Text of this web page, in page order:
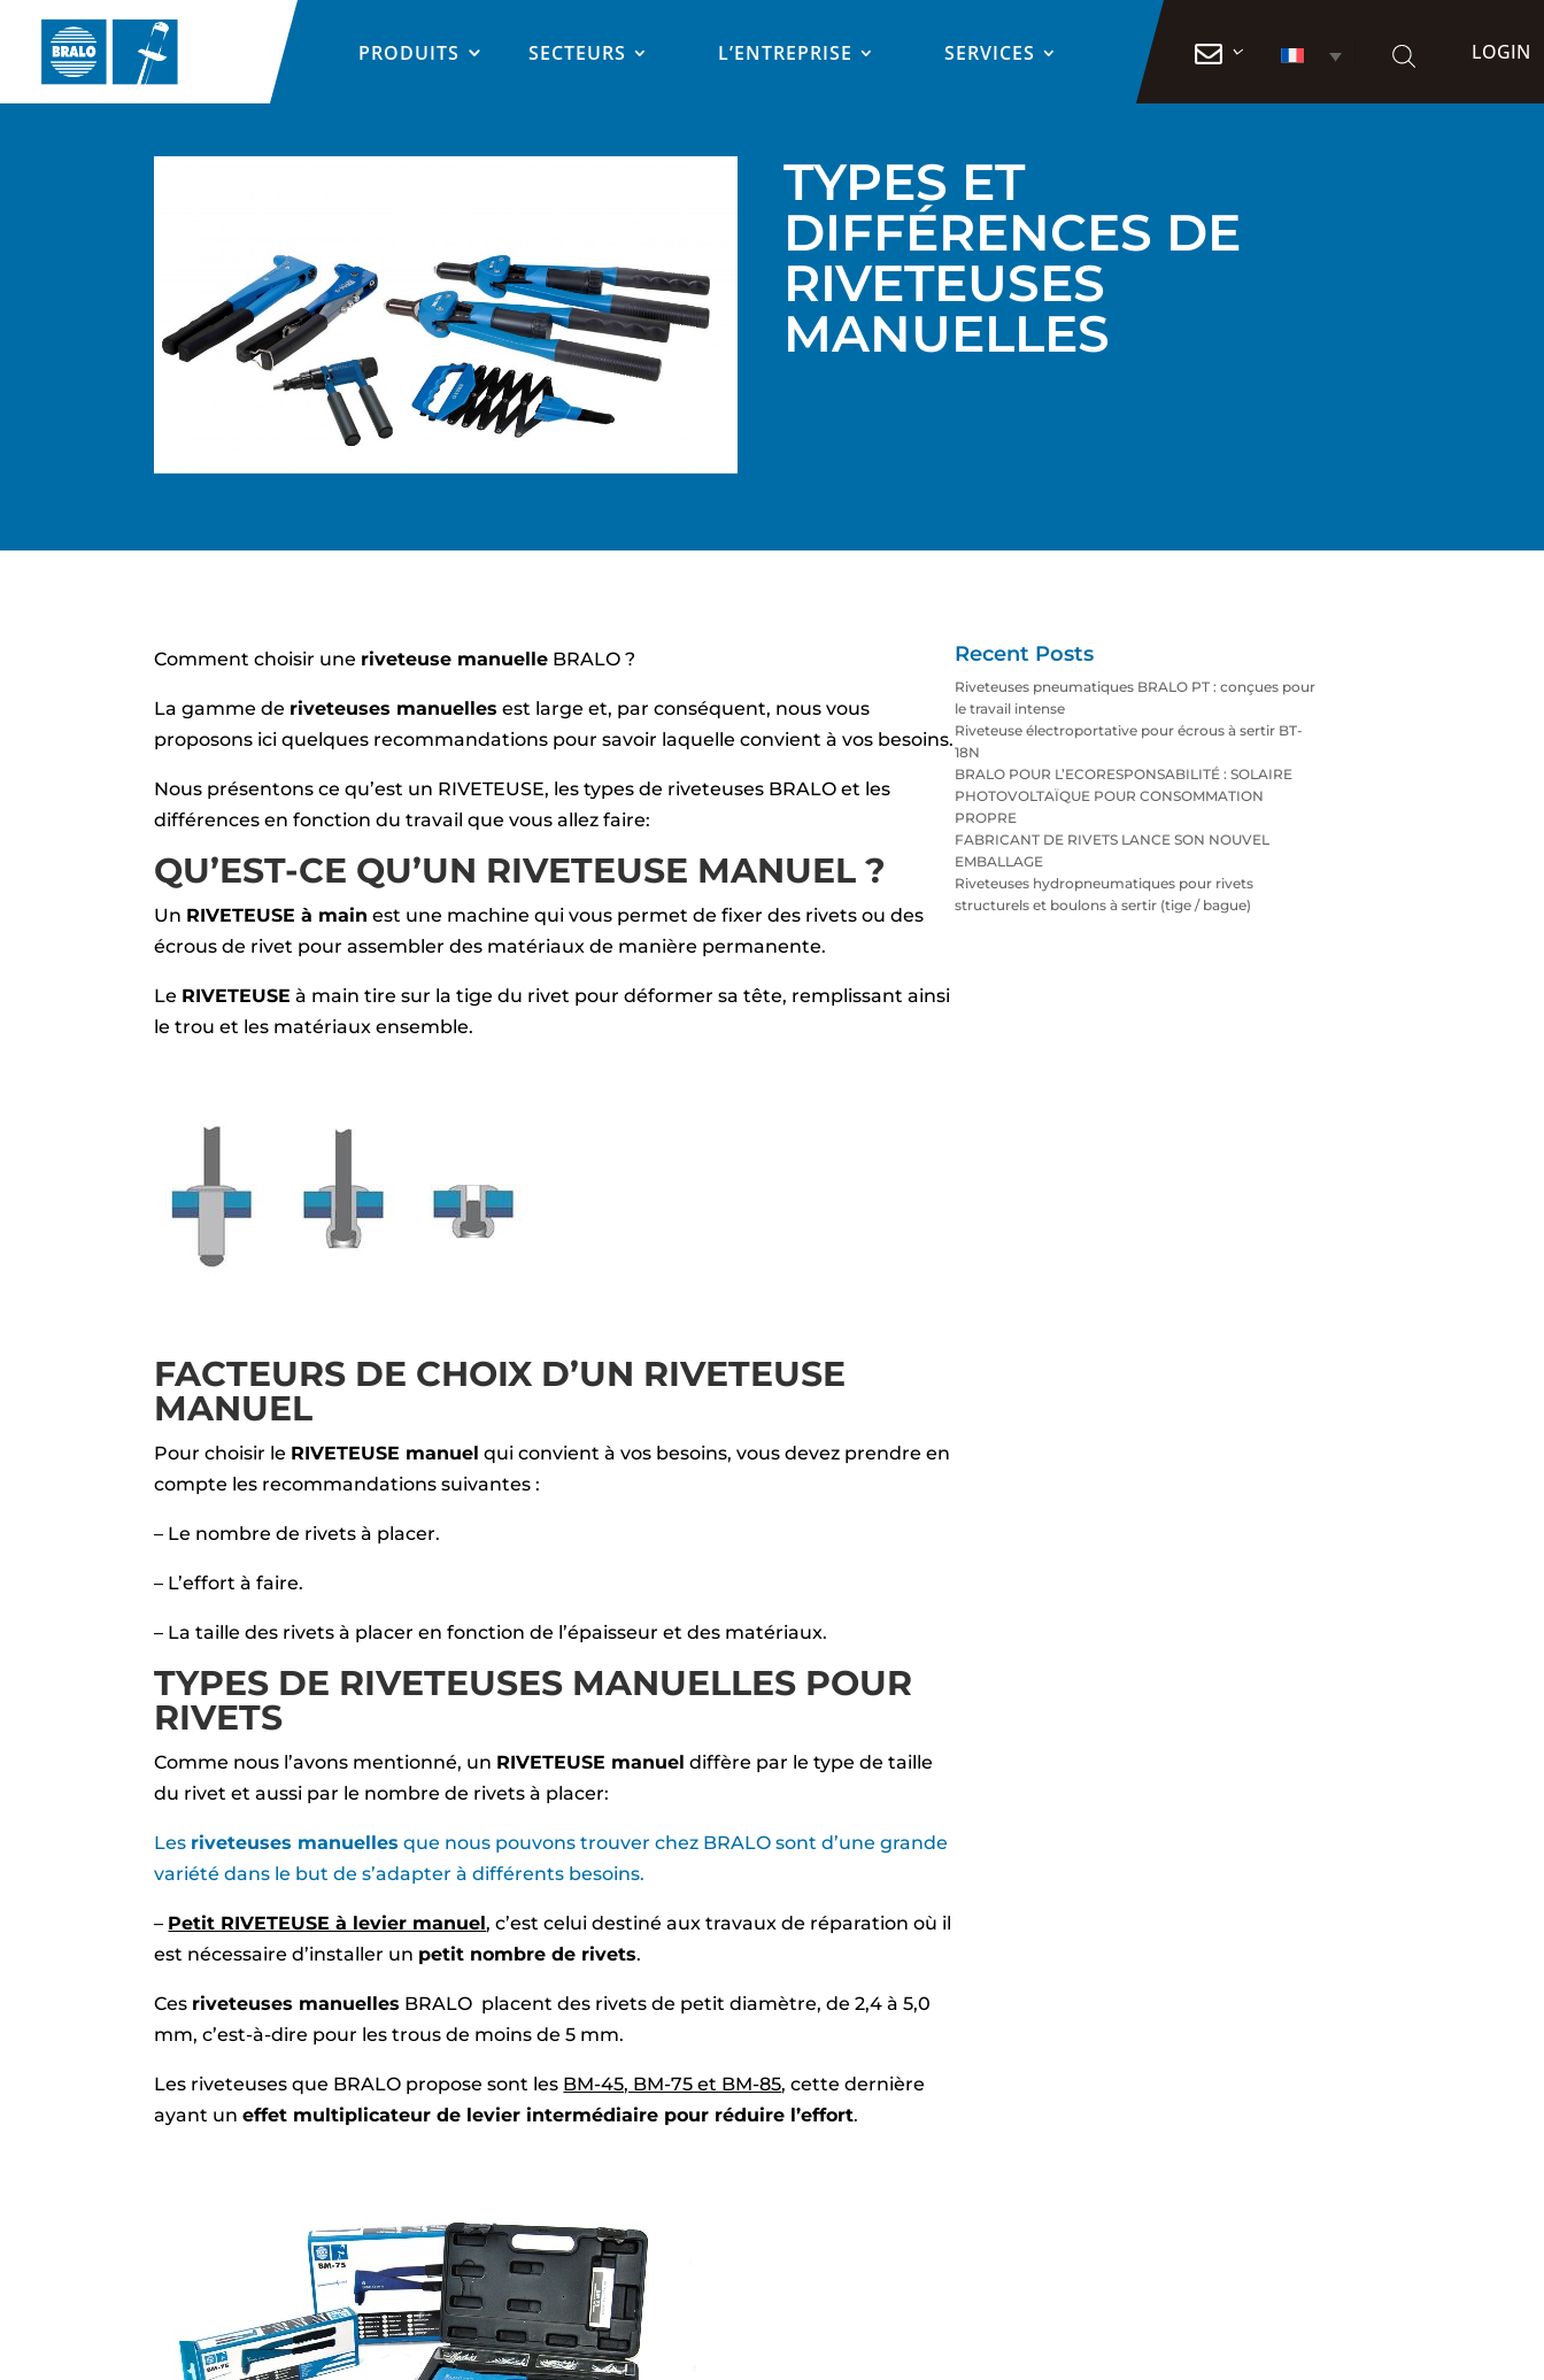
PRODUITS SECTEURS L’ENTREPRISE SERVICES  LOGIN
TYPES ET
DIFFÉRENCES DE
RIVETEUSES
MANUELLES
Comment choisir une riveteuse manuelle BRALO ?
La gamme de riveteuses manuelles est large et, par conséquent, nous vous
proposons ici quelques recommandations pour savoir laquelle convient à vos besoins.
Nous présentons ce qu’est un RIVETEUSE, les types de riveteuses BRALO et les
différences en fonction du travail que vous allez faire:
QU’EST-CE QU’UN RIVETEUSE MANUEL ?
Un RIVETEUSE à main est une machine qui vous permet de fixer des rivets ou des
écrous de rivet pour assembler des matériaux de manière permanente.
Le RIVETEUSE à main tire sur la tige du rivet pour déformer sa tête, remplissant ainsi
le trou et les matériaux ensemble.
FACTEURS DE CHOIX D’UN RIVETEUSE
MANUEL
Pour choisir le RIVETEUSE manuel qui convient à vos besoins, vous devez prendre en
compte les recommandations suivantes :
– Le nombre de rivets à placer.
– L’effort à faire.
– La taille des rivets à placer en fonction de l’épaisseur et des matériaux.
TYPES DE RIVETEUSES MANUELLES POUR
RIVETS
Comme nous l’avons mentionné, un RIVETEUSE manuel diffère par le type de taille
du rivet et aussi par le nombre de rivets à placer:
Les riveteuses manuelles que nous pouvons trouver chez BRALO sont d’une grande
variété dans le but de s’adapter à différents besoins.
– Petit RIVETEUSE à levier manuel, c’est celui destiné aux travaux de réparation où il
est nécessaire d’installer un petit nombre de rivets.
Ces riveteuses manuelles BRALO placent des rivets de petit diamètre, de 2,4 à 5,0
mm, c’est-à-dire pour les trous de moins de 5 mm.
Les riveteuses que BRALO propose sont les BM-45, BM-75 et BM-85, cette dernière
ayant uneffet multiplicateur de levier intermédiaire pour réduire l’effort.
Recent Posts
Riveteuses pneumatiques BRALO PT : conçues pour
le travail intense
Riveteuse électroportative pour écrous à sertir BT-
18N
BRALO POUR L’ECORESPONSABILITÉ : SOLAIRE
PHOTOVOLTAÏQUE POUR CONSOMMATION
PROPRE
FABRICANT DE RIVETS LANCE SON NOUVEL
EMBALLAGE
Riveteuses hydropneumatiques pour rivets
structurels et boulons à sertir (tige / bague)